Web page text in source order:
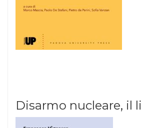
Disarmo nucleare, il